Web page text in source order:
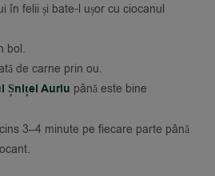
în felii și bate-l ușor cu ciocanul
bol.
de carne prin ou.
Șnițel Auriu până este bine
3–4 minute pe fiecare parte până